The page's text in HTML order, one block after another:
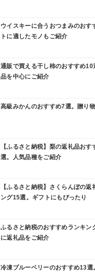
ウイスキーに合うおつまみのおす
トに適したモノもご紹介
通販で買える干し柿のおすすめ
品を中心にご紹介
高級みかんのおすすめ7選。贈り
【ふるさと納税】梨の返礼品お
選。人気品種をご紹介
【ふるさと納税】さくらんぼの返
ング15選。ギフトにもぴったり
ふるさと納税のおすすめランキン
に返礼品をご紹介
冷凍ブルーベリーのおすすめ13